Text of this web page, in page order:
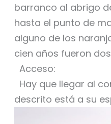
barranco al abrigo
hasta el punto de
alguno de los
cien años fueron
Acceso:
Hay que llegar al
descrito está a su